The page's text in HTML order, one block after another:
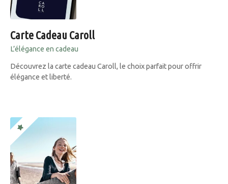
Carte Cadeau Caroll
L’élégance en cadeau
Découvrez la carte cadeau Caroll, le choix parfait pour offrir
élégance et liberté.